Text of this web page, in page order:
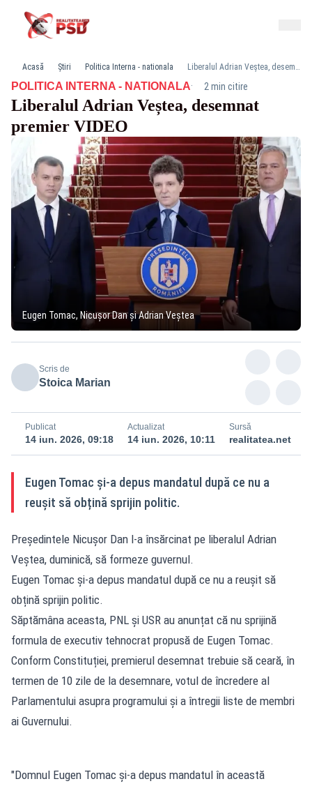
Acasă Știri Politica Interna - nationala Liberalul Adrian Veștea, desemnat premier VIDEO
POLITICA INTERNA - NATIONALA· 2 min citire
Liberalul Adrian Veștea, desemnat
premier VIDEO
Eugen Tomac, Nicușor Dan și Adrian Veștea
Scris de
Stoica Marian
Publicat
14 iun. 2026, 09:18
Actualizat
14 iun. 2026, 10:11
Sursă
realitatea.net
Eugen Tomac și-a depus mandatul după ce nu a
reușit să obțină sprijin politic.
Președintele Nicușor Dan l-a însărcinat pe liberalul Adrian
Veștea, duminică, să formeze guvernul.
Eugen Tomac și-a depus mandatul după ce nu a reușit să
obțină sprijin politic.
Săptămâna aceasta, PNL și USR au anunțat că nu sprijină
formula de executiv tehnocrat propusă de Eugen Tomac.
Conform Constituției, premierul desemnat trebuie să ceară, în
termen de 10 zile de la desemnare, votul de încredere al
Parlamentului asupra programului şi a întregii liste de membri
ai Guvernului.
"Domnul Eugen Tomac și-a depus mandatul în această